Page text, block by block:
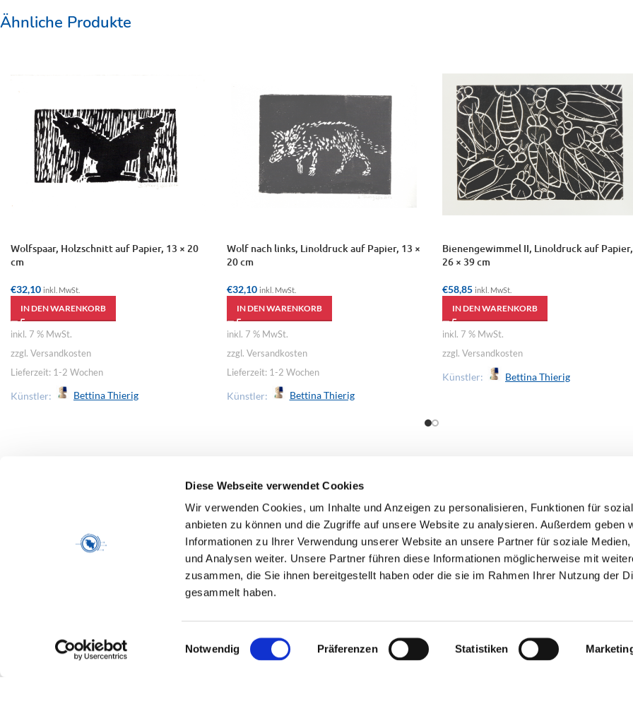
Diese Webseite verwendet Cookies
Wir verwenden Cookies, um Inhalte und Anzeigen zu personalisieren, Funktionen für
anbieten zu können und die Zugriffe auf unsere Website zu analysieren. Außerdem geben
Informationen zu Ihrer Verwendung unserer Website an unsere Partner für soziale Medien,
und Analysen weiter. Unsere Partner führen diese Informationen möglicherweise mit
zusammen, die Sie ihnen bereitgestellt haben oder die sie im Rahmen Ihrer Nutzung der
gesammelt haben.
Einwilligungsauswahl
Notwendig Präferenzen Statistiken
Ähnliche Produkte
Wolfspaar, Holzschnitt auf Papier, 13 × 20
cm
€32,10 inkl. MwSt.
IN DEN WARENKORB
inkl. 7 % MwSt.
zzgl. Versandkosten
Lieferzeit: 1-2 Wochen
Künstler: Bettina Thierig
Wolf nach links, Linoldruck auf Papier, 13 ×
20 cm
€32,10 inkl. MwSt.
IN DEN WARENKORB
inkl. 7 % MwSt.
zzgl. Versandkosten
Lieferzeit: 1-2 Wochen
Künstler: Bettina Thierig
Bienengewimmel II, Linoldruck auf Papier,
26 × 39 cm
€58,85 inkl. MwSt.
IN DEN WARENKORB
inkl. 7 % MwSt.
zzgl. Versandkosten
Künstler: Bettina Thierig